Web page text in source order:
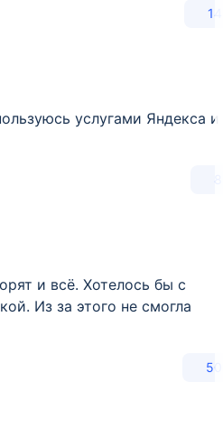
14
услугами Яндекса и
и всё. Хотелось бы с
Из за этого не смогла
50